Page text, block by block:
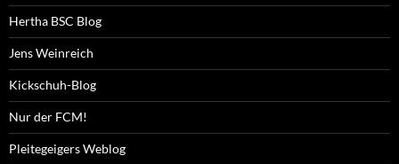
Hertha BSC Blog
Jens Weinreich
Kickschuh-Blog
Nur der FCM!
Pleitegeigers Weblog